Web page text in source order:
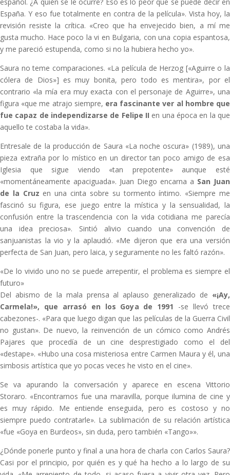
España. Y eso fue totalmente en contra de la película». Vista hoy, la
revisión resiste la crítica. «Creo que ha envejecido bien, a mí me
gusta mucho. Hace poco la vi en Bulgaria, con una copia espantosa,
y me pareció estupenda, como si no la hubiera hecho yo».
Saura no teme comparaciones. «La película de Herzog [«Aguirre o la
cólera de Dios»] es muy bonita, pero todo es mentira», por el
contrario «la mía era muy exacta con el personaje de Aguirre», una
figura «que me atrajo siempre, era fascinante ver al hombre que
fue capaz de independizarse de Felipe II en una época en la que
aquello te costaba la vida».
Entresale de la producción de Saura «La noche oscura» (1989), una
pieza extraña por lo místico en un director tan poco amigo de esa
Iglesia que sigue viendo «tan prepotente» aunque esté
«momentáneamente apaciguada». Juan Diego encarna a San Juan
de la Cruz en una cinta sobre su tormento íntimo. «Siempre me
fascinó su figura, ese juego entre la mística y la sensualidad, la
confusión entre la trascendencia con la vida cotidiana me parecía
una idea preciosa». Sintió alivio cuando una convención de
sanjuanistas la vio y la aplaudió. «Me dijeron que era una versión
perfecta de San Juan, pero laica, y seguramente no les faltó razón».
«De lo vivido uno no se puede arrepentir, el problema es siempre el
futuro»
Del abismo de la mala prensa al aplauso generalizado de «¡Ay,
Carmela!», que arrasó en los Goya de 1991
-se llevó trece
cabezones-. «Para que luego digan que las películas de la Guerra Civil
no gustan». De nuevo, la reinvención de un cómico como Andrés
Pajares que procedía de un cine desprestigiado como el del
«destape». «Hubo una cosa misteriosa entre Carmen Maura y él, una
simbosis artística que yo pocas veces he visto en el cine».
Se va apurando la conversación y aparece en escena Vittorio
Storaro. «Encontrarnos fue una maravilla, porque ilumina de cine y
es muy rápido. Me entiende enseguida, pero es costoso y no
siempre puedo contratarle». La sublimación de su relación artística
«fue «Goya en Burdeos», sin duda, pero también «Tango»».
¿Dónde ponerle punto y final a una hora de charla con Carlos Saura?
Casi por el principio, por quién es y qué ha hecho a lo largo de su